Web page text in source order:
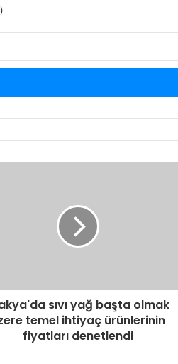
sıvı yağ başta olmak
temel ihtiyaç ürünlerinin
fiyatları denetlendi